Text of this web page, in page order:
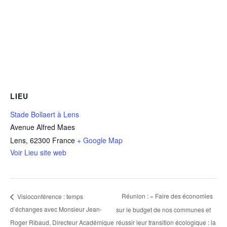
LIEU
Stade Bollaert à Lens
Avenue Alfred Maes
Lens, 62300 France + Google Map
Voir Lieu site web
Visioconférence : temps
d’échanges avec Monsieur Jean-
Roger Ribaud, Directeur Académique
Réunion : « Faire des économies
sur le budget de nos communes et
réussir leur transition écologique : la